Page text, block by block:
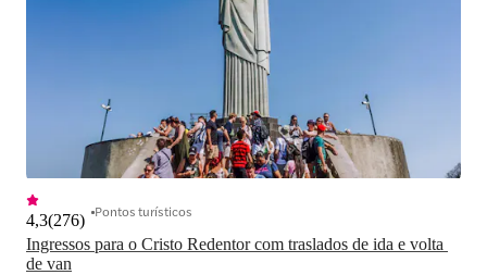
Ingressos para o Cristo Redentor com traslados de ida e volta
de van
4,3(276) Pontos turísticos